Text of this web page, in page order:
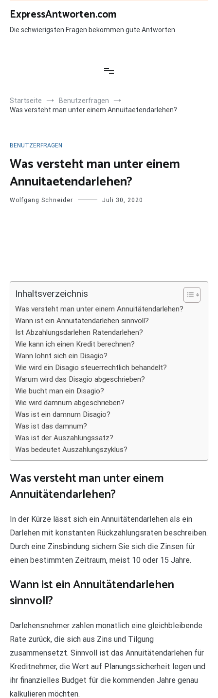
Zum
Inhalt
springen
ExpressAntworten.com
Die schwierigsten Fragen bekommen gute Antworten
Startseite
Benutzerfragen
Was versteht man unter einem Annuitaetendarlehen?
BENUTZERFRAGEN
Was versteht man unter einem
Annuitaetendarlehen?
Wolfgang Schneider Juli 30, 2020
Inhaltsverzeichnis
Was versteht man unter einem Annuitätendarlehen?
Wann ist ein Annuitätendarlehen sinnvoll?
Ist Abzahlungsdarlehen Ratendarlehen?
Wie kann ich einen Kredit berechnen?
Wann lohnt sich ein Disagio?
Wie wird ein Disagio steuerrechtlich behandelt?
Warum wird das Disagio abgeschrieben?
Wie bucht man ein Disagio?
Wie wird damnum abgeschrieben?
Was ist ein damnum Disagio?
Was ist das damnum?
Was ist der Auszahlungssatz?
Was bedeutet Auszahlungszyklus?
Was versteht man unter einem
Annuitätendarlehen?
In der Kürze lässt sich ein Annuitätendarlehen als ein
Darlehen mit konstanten Rückzahlungsraten beschreiben.
Durch eine Zinsbindung sichern Sie sich die Zinsen für
einen bestimmten Zeitraum, meist 10 oder 15 Jahre.
Wann ist ein Annuitätendarlehen
sinnvoll?
Darlehensnehmer zahlen monatlich eine gleichbleibende
Rate zurück, die sich aus Zins und Tilgung
zusammensetzt. Sinnvoll ist das Annuitätendarlehen für
Kreditnehmer, die Wert auf Planungssicherheit legen und
ihr finanzielles Budget für die kommenden Jahre genau
kalkulieren möchten.